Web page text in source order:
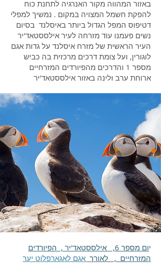
באזור המהווה מקור האנרגיה לתחנת כוח
להפקת חשמל המצויה במקום . נמשיך למפלי
דטיפוס המפל הגדול ביותר באיסלנד בסיום
נשים פעמנו עוד מזרחה לעיר אילססטאד'יר
העיר הראשית של מזרח איסלנד על גדות אגם
לוגורין, ועל צומת דרכים מרכזית בה כביש
מספר 1 והדרכים מהפיורדים המזרחיים
ארוחת ערב ולינה באזור אילססטאד'יר
י
ום מספר 6, אילססטאד'יר , הפיורדים
המזרחיים , לאורך אגם לאגארפלוט יער